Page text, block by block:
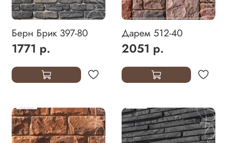
Берн Брик 397-80
1771 р.
Дарем 512-40
2051 р.